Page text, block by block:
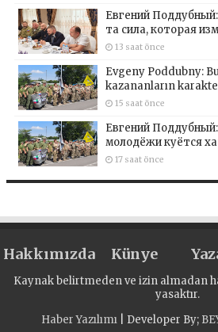
Евгений
та сила, которая
13 saat önce
Evgeny Poddubny:
kazananların
15 saat önce
Евгений
молодёжи куётся
17 saat önce
Hakkımızda Künye
Kaynak belirtmeden ve izin almadan
yasaktır.
Haber Yazılımı| Developer By;